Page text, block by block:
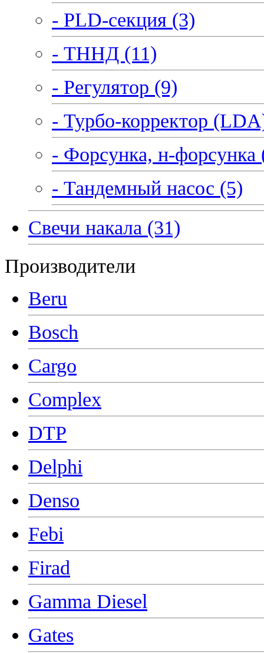
- PLD-секция (3)
- ТННД (11)
- Регулятор (9)
- Турбо-корректор
- Форсунка, н-форсунка
- Тандемный насос (5)
Свечи накала (31)
Производители
Beru
Bosch
Cargo
Complex
DTP
Delphi
Denso
Febi
Firad
Gamma Diesel
Gates